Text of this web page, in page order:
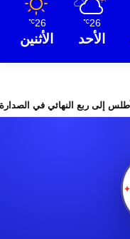
26
℃
الأحد
26
℃
الأثنين
لبؤات الأطلس إلى ربع